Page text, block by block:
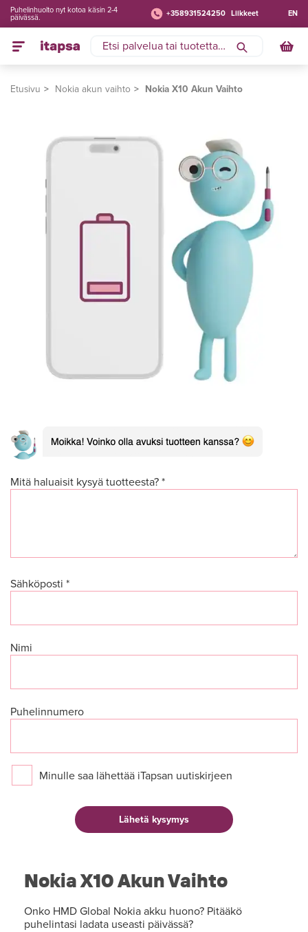
+358931524250 Liikkeet
Puhelinhuolto nyt kotoa käsin 2-4
päivässä.
EN
Etusivu Nokia akun vaihto Nokia X10 Akun Vaihto
Mitä haluaisit kysyä tuotteesta? *
Sähköposti *
Nimi
Puhelinnumero
Minulle saa lähettää iTapsan uutiskirjeen
Nokia X10 Akun Vaihto
Onko HMD Global Nokia akku huono? Pitääkö
puhelintasi ladata useasti päivässä?